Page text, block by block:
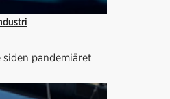
pandemiåret